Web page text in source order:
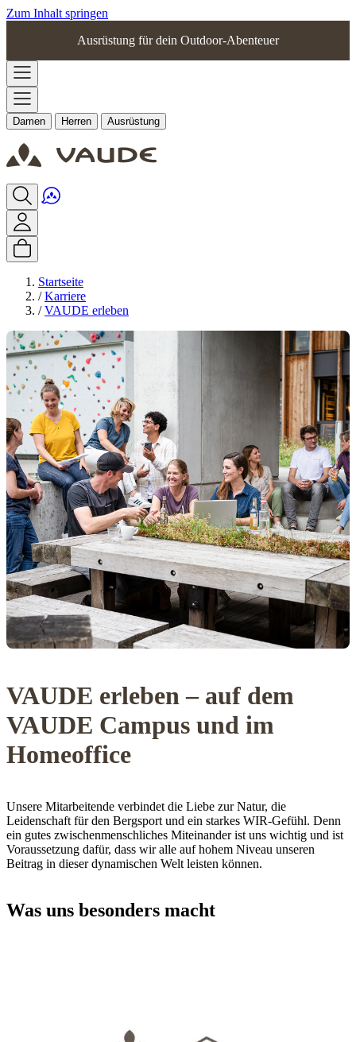
Zum Inhalt springen
Ausrüstung für dein Outdoor-Abenteuer
Damen Herren Ausrüstung
Startseite
/ Karriere
/ VAUDE erleben
VAUDE erleben – auf dem
VAUDE Campus und im
Homeoffice
Unsere Mitarbeitende verbindet die Liebe zur Natur, die
Leidenschaft für den Bergsport und ein starkes WIR-Gefühl. Denn
ein gutes zwischenmenschliches Miteinander ist uns wichtig und ist
Voraussetzung dafür, dass wir alle auf hohem Niveau unseren
Beitrag in dieser dynamischen Welt leisten können.
Was uns besonders macht